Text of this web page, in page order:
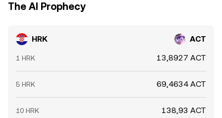
The AI Prophecy
HRK ACT
1 HRK 13,8927 ACT
5 HRK 69,4634 ACT
10 HRK 138,93 ACT